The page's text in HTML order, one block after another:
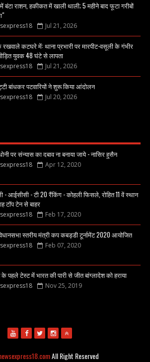
में बंटा राशन, हकीकत में खाली थाली; 5 महीने बाद फूटा गरीबों
Jul 21, 2026
कटघरे में: थाना प्रभारी पर मारपीट-वसूली के गंभीर
युवक 48 घंटे से लापता
Jul 21, 2026
बांधकर पटवारियों ने शुरू किया आंदोलन
Jul 20, 2026
पर संन्यास का दबाव ना बनाया जाये - नासिर हुसैन
Apr 12, 2020
- आईसीसी - टी 20 रैंकिंग - कोहली फिसले, रोहित 11 वें स्थान
टॉप टेन से बाहर
Feb 17, 2020
स्तरीय मंत्री कप कबड्डी टूर्नामेंट 2020 आयोजित
Feb 07, 2020
के पहले टेस्ट में भारत की पारी से जीत बांग्लादेश को हराया
Nov 25, 2019
All Right Reserved